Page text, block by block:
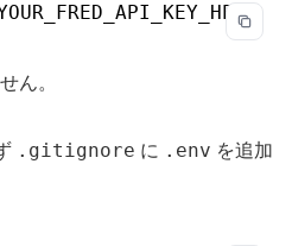
ん。
.gitignore に .env を追加